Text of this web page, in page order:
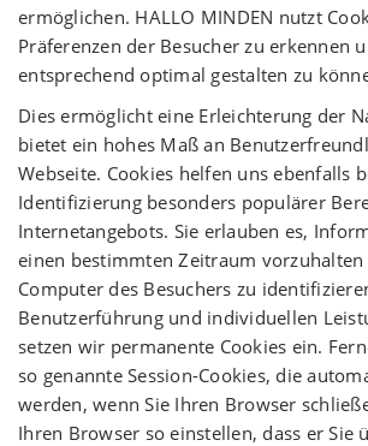
ermöglichen. HALLO MINDEN nutzt
Präferenzen der Besucher zu erkennen
entsprechend optimal gestalten zu
Dies ermöglicht eine Erleichterung der
bietet ein hohes Maß an
Webseite. Cookies helfen uns ebenfalls
Identifizierung besonders populärer
Internetangebots. Sie erlauben es,
einen bestimmten Zeitraum vorzuhalten
Computer des Besuchers zu
Benutzerführung und individuellen
setzen wir permanente Cookies ein.
so genannte Session-Cookies, die
werden, wenn Sie Ihren Browser
Ihren Browser so einstellen, dass er Sie